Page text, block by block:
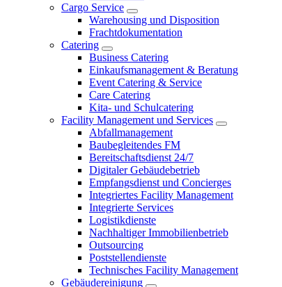
Cargo Service
Warehousing und Disposition
Frachtdokumentation
Catering
Business Catering
Einkaufsmanagement & Beratung
Event Catering & Service
Care Catering
Kita- und Schulcatering
Facility Management und Services
Abfallmanagement
Baubegleitendes FM
Bereitschaftsdienst 24/7
Digitaler Gebäudebetrieb
Empfangsdienst und Concierges
Integriertes Facility Management
Integrierte Services
Logistikdienste
Nachhaltiger Immobilienbetrieb
Outsourcing
Poststellendienste
Technisches Facility Management
Gebäudereinigung